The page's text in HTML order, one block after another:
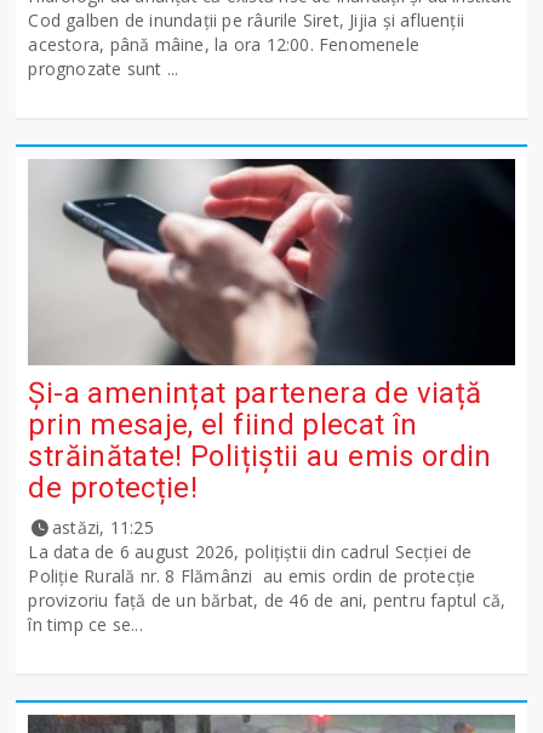
Cod galben de inundații pe râurile Siret, Jijia și afluenții
acestora, până mâine, la ora 12:00. Fenomenele
prognozate sunt ...
Și-a amenințat partenera de viață
prin mesaje, el fiind plecat în
străinătate! Polițiștii au emis ordin
de protecție!
astăzi, 11:25
La data de 6 august 2026, polițiștii din cadrul Secției de
Poliție Rurală nr. 8 Flămânzi au emis ordin de protecție
provizoriu față de un bărbat, de 46 de ani, pentru faptul că,
în timp ce se...